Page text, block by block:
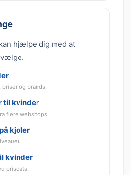
hjælpe dig med at
vælge.
priser og brands.
til kvinder
flere webshops.
kjoler
kvinder
prisdata.